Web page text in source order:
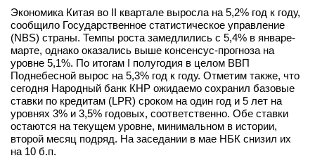
Экономика Китая во II квартале выросла на 5,2% год к году,
сообщило Государственное статистическое управление
(NBS) страны. Темпы роста замедлились с 5,4% в январе-
марте, однако оказались выше консенсус-прогноза на
уровне 5,1%. По итогам I полугодия в целом ВВП
Поднебесной вырос на 5,3% год к году. Отметим также, что
сегодня Народный банк КНР ожидаемо сохранил базовые
ставки по кредитам (LPR) сроком на один год и 5 лет на
уровнях 3% и 3,5% годовых, соответственно. Обе ставки
остаются на текущем уровне, минимальном в истории,
второй месяц подряд. На заседании в мае НБК снизил их
на 10 б.п.